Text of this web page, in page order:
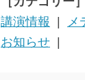
講演情報
メ
お知らせ